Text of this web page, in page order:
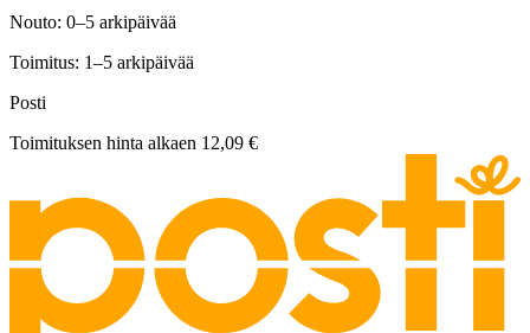
Nouto: 0–5 arkipäivää
Toimitus: 1–5 arkipäivää
Posti
Toimituksen hinta alkaen 12,09 €